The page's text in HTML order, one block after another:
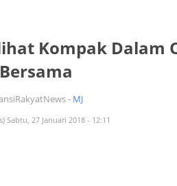
Kompak Dalam
Bersama
- MJ
Sabtu, 27 Januari 2018 - 12:11